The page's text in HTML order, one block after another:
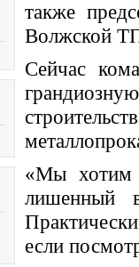
также
Волжской
Сейчас
«Мы хотим
лишенный
если